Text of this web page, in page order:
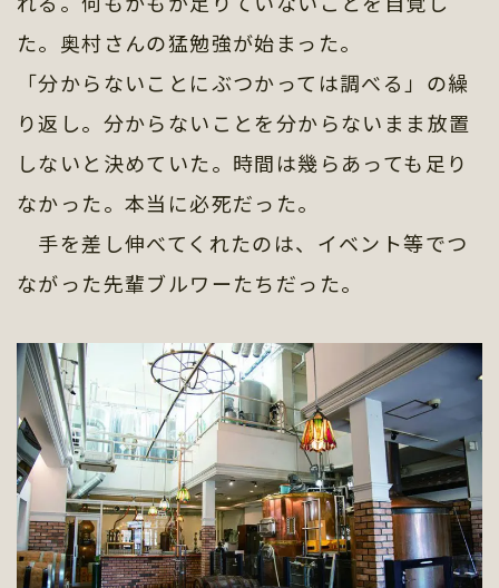
た。奥村さんの猛勉強が始まった。
「分からないことにぶつかっては調べる」の繰
り返し。分からないことを分からないまま放置
しないと決めていた。時間は幾らあっても足り
なかった。本当に必死だった。
手を差し伸べてくれたのは、イベント等でつ
ながった先輩ブルワーたちだった。